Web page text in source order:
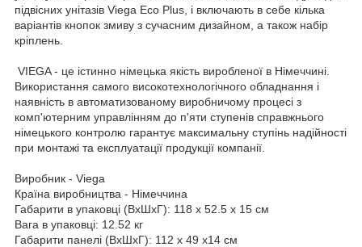
підвісних унітазів Viega Eco Plus, і включають в себе кілька
варіантів кнопок змиву з сучасним дизайном, а також набір
кріплень.
VIEGA - це істинно німецька якість виробленої в Німеччині.
Використання самого високотехнологічного обладнання і
наявність в автоматизованому виробничому процесі з
комп'ютерним управлінням до п'яти ступенів справжнього
німецького контролю гарантує максимальну ступінь надійності
при монтажі та експлуатації продукції компанії.
Виробник - Viega
Країна виробництва - Німеччина
Габарити в упаковці (ВхШхГ): 118 х 52.5 х 15 см
Вага в упаковці: 12.52 кг
Габарити панелі (ВхШхГ): 112 х 49 х14 см